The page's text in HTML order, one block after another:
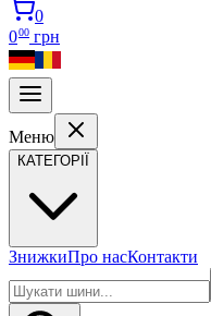
0
000 грн
Меню
КАТЕГОРІЇ
ЗнижкиПро насКонтакти